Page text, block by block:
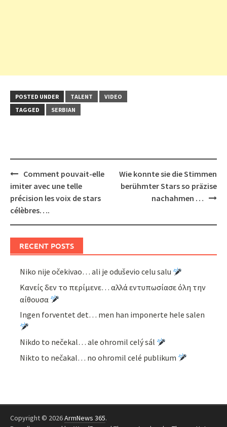
POSTED UNDER TALENT
VIDEO
TAGGED
SERBIAN
Post
navigation
Comment pouvait-elle
imiter avec une telle
précision les voix de stars
célèbres….
Wie konnte sie die Stimmen
berühmter Stars so präzise
nachahmen …
RECENT POSTS
Niko nije očekivao… ali je oduševio celu salu
Κανείς δεν το περίμενε… αλλά εντυπωσίασε όλη την
αίθουσα
Ingen forventet det… men han imponerte hele salen
Nikdo to nečekal… ale ohromil celý sál
Nikto to nečakal… no ohromil celé publikum
Copyright © 2026ArmNews 365.